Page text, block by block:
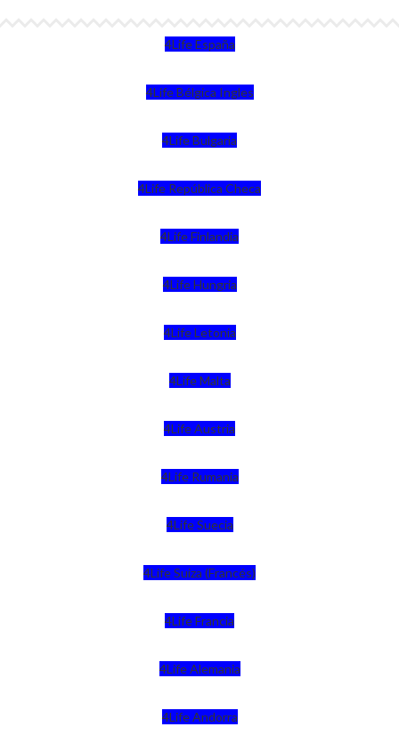
4Life España
4Life Bélgica Ingles
4Life Bulgaria
4Life República Checa
4Life Finlandia
4Life Hungria
4Life Letonia
4Life Malta
4Life Austria
4Life Rumania
4Life Suecia
4Life Suiza (Francés)
4Life Francia
4Life Alemania
4Life Andorra